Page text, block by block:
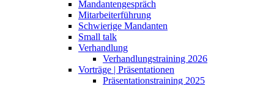
Mandantengespräch
Mitarbeiterführung
Schwierige Mandanten
Small talk
Verhandlung
Verhandlungstraining 2026
Vorträge | Präsentationen
Präsentationstraining 2025